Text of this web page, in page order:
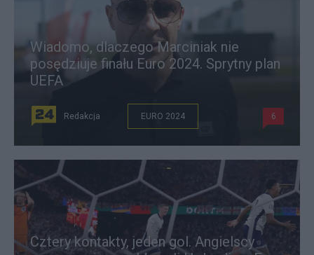
Wiadomo, dlaczego Marciniak nie
posędziuje finału Euro 2024. Sprytny plan
UEFA
Redakcja EURO 2024 6
Cztery kontakty, jeden gol. Angielscy